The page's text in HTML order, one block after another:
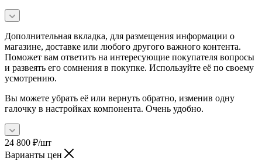
Дополнительная вкладка, для размещения информации о
магазине, доставке или любого другого важного контента.
Поможет вам ответить на интересующие покупателя вопросы
и развеять его сомнения в покупке. Используйте её по своему
усмотрению.
Вы можете убрать её или вернуть обратно, изменив одну
галочку в настройках компонента. Очень удобно.
24 800 ₽/шт
Варианты цен